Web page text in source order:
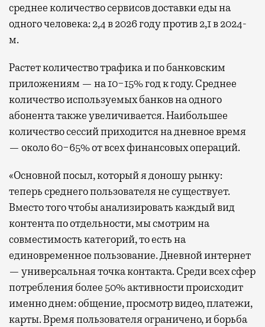
среднее количество сервисов доставки еды на
одного человека: 2,4 в 2026 году против 2,1 в 2024-
м.
Растет количество трафика и по банковским
приложениям — на 10−15% год к году. Среднее
количество используемых банков на одного
абонента также увеличивается. Наибольшее
количество сессий приходится на дневное время
— около 60−65% от всех финансовых операций.
«Основной посыл, который я доношу рынку:
теперь среднего пользователя не существует.
Вместо того чтобы анализировать каждый вид
контента по отдельности, мы смотрим на
совместимость категорий, то есть на
единовременное пользование. Дневной интернет
— универсальная точка контакта. Среди всех сфер
потребления более 50% активности происходит
именно днем: общение, просмотр видео, платежи,
карты. Время пользователя ограничено, и борьба